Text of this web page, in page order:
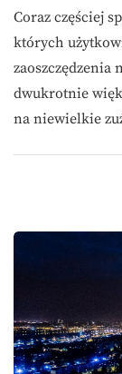
Coraz częściej
których
zaoszczędzenia
dwukrotnie
na niewielkie